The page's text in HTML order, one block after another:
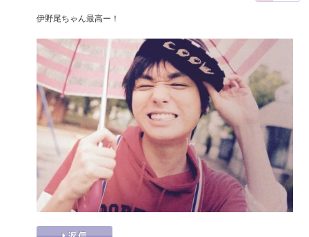
伊野尾ちゃん最高ー！